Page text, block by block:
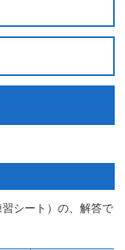
シート）の、解答で